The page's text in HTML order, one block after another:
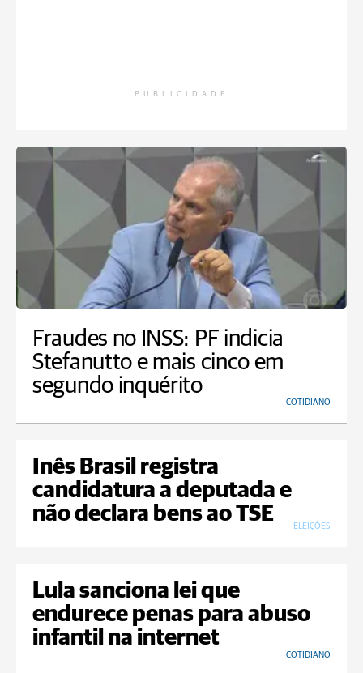
PUBLICIDADE
Fraudes no INSS: PF indicia
Stefanutto e mais cinco em
segundo inquérito
COTIDIANO
Inês Brasil registra
candidatura a deputada e
não declara bens ao TSE
ELEIÇÕES
Lula sanciona lei que
endurece penas para abuso
infantil na internet
COTIDIANO